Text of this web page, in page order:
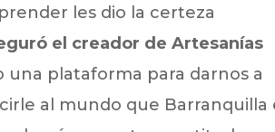
les dio la certeza
el creador de Artesanías
una plataforma para darnos a
al mundo que Barranquilla